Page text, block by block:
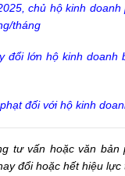
chủ hộ kinh doanh
tháng
đổi lớn hộ kinh doanh
đối với hộ kinh
tư vấn hoặc văn bản
đổi hoặc hết hiệu lực